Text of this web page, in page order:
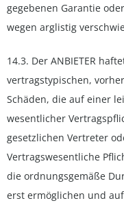
gegebenen Garantie
wegen arglistig
14.3. Der ANBIETER
vertragstypischen,
Schäden, die auf einer
wesentlicher
gesetzlichen Vertreter
Vertragswesentliche
die ordnungsgemäße
erst ermöglichen und